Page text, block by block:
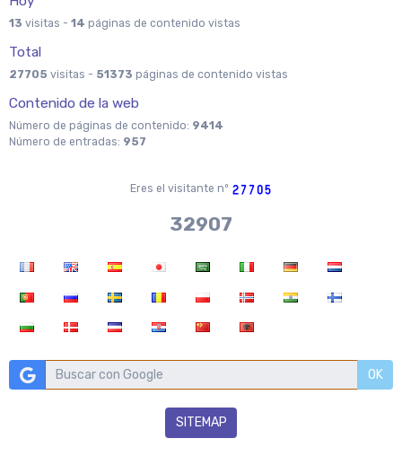
13 visitas - 14 páginas de contenido vistas
Total
27705 visitas - 51373 páginas de contenido vistas
Contenido de la web
Número de páginas de contenido: 9414
Número de entradas: 957
Eres el visitante nº
37970
OK
SITEMAP